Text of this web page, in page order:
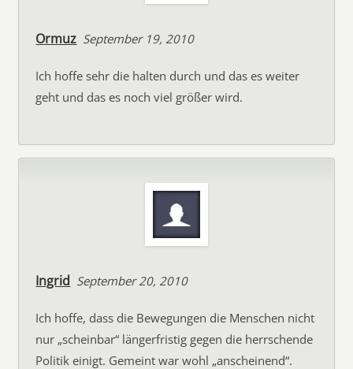
Ormuz September 19, 2010
Ich hoffe sehr die halten durch und das es weiter
geht und das es noch viel größer wird.
Ingrid September 20, 2010
Ich hoffe, dass die Bewegungen die Menschen nicht
nur „scheinbar“ längerfristig gegen die herrschende
Politik einigt. Gemeint war wohl „anscheinend“.